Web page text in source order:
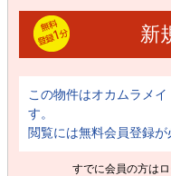
新
この物件はオカムラメ
す。
閲覧には無料会員登録が
すでに会員の方は